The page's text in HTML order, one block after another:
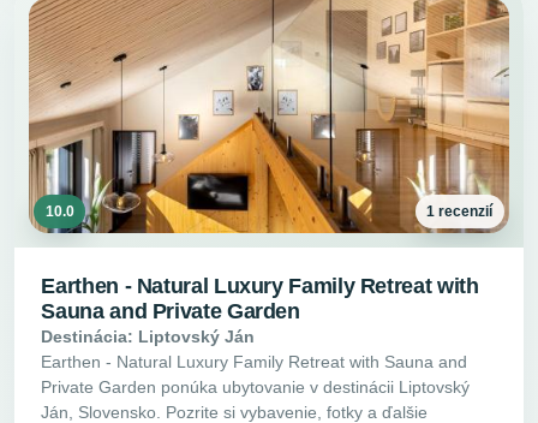
10.0 1 recenzií
Earthen - Natural Luxury Family Retreat with
Sauna and Private Garden
Destinácia: Liptovský Ján
Earthen - Natural Luxury Family Retreat with Sauna and
Private Garden ponúka ubytovanie v destinácii Liptovský
Ján, Slovensko. Pozrite si vybavenie, fotky a ďalšie